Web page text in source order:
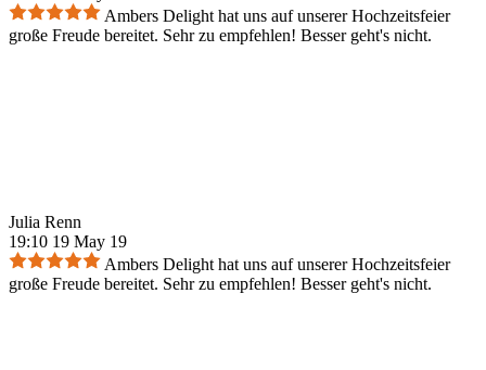
Ambers Delight hat uns auf unserer Hochzeitsfeier
große Freude bereitet. Sehr zu empfehlen! Besser geht's nicht.
Julia Renn
19:10 19 May 19
Ambers Delight hat uns auf unserer Hochzeitsfeier
große Freude bereitet. Sehr zu empfehlen! Besser geht's nicht.